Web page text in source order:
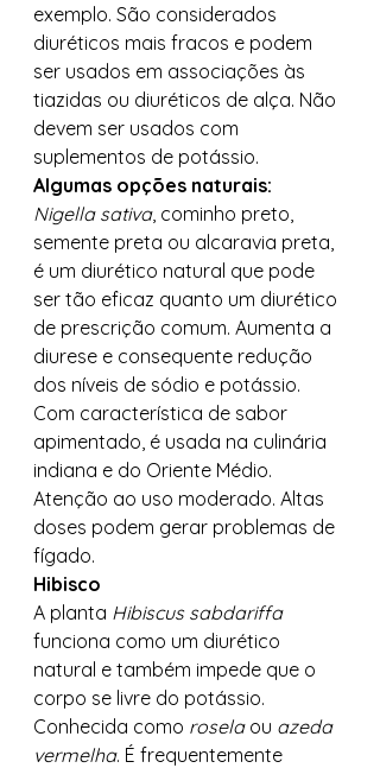
exemplo. São considerados
diuréticos mais fracos e podem
ser usados ​​em associações às
tiazidas ou diuréticos de alça. Não
devem ser usados ​​com
suplementos de potássio.
Algumas opções naturais:
Nigella sativa, cominho preto,
semente preta ou alcaravia preta,
é um diurético natural que pode
ser tão eficaz quanto um diurético
de prescrição comum. Aumenta a
diurese e consequente redução
dos níveis de sódio e potássio.
Com característica de sabor
apimentado, é usada na culinária
indiana e do Oriente Médio.
Atenção ao uso moderado. Altas
doses podem gerar problemas de
fígado.
Hibisco
A planta Hibiscus sabdariffa
funciona como um diurético
natural e também impede que o
corpo se livre do potássio.
Conhecida como rosela ou azeda
vermelha. É frequentemente